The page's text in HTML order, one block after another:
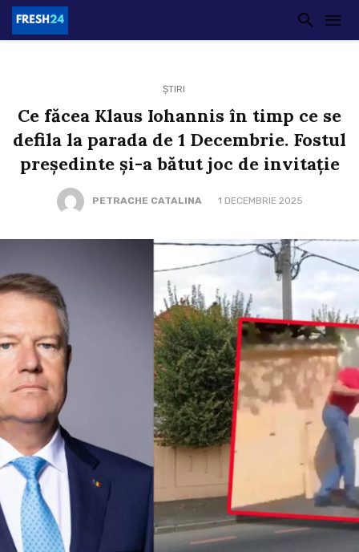
ȘTIRI
Ce făcea Klaus Iohannis în timp ce se
defila la parada de 1 Decembrie. Fostul
președinte și-a bătut joc de invitație
PETRACHE CATALINA 1 DECEMBRIE 2025